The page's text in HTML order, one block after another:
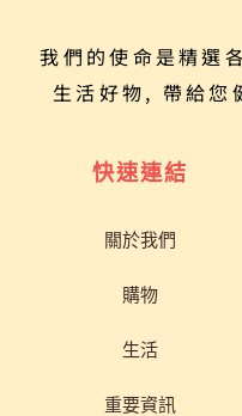
我們的使命是精選
生活好物, 帶給
快速連結
關於我們
購物
生活
重要資訊